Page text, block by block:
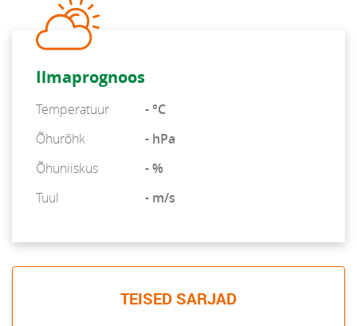
Ilmaprognoos
Temperatuur
- °C
Õhurõhk
- hPa
Õhuniiskus
- %
Tuul
- m/s
TEISED SARJAD